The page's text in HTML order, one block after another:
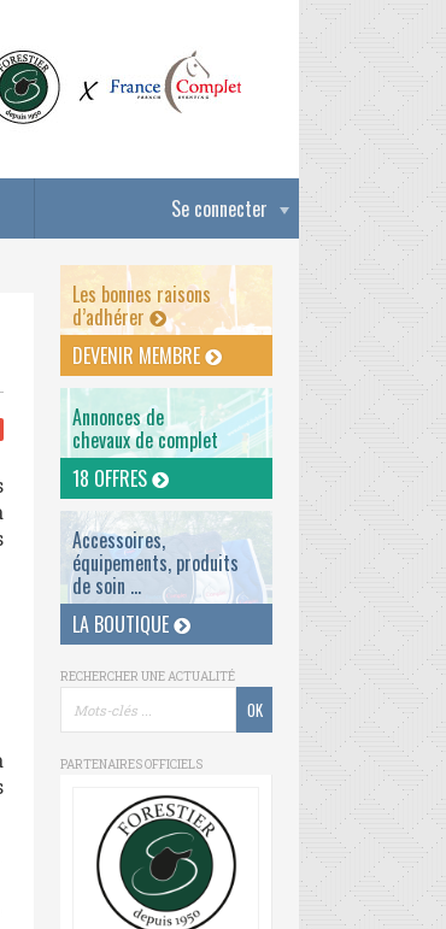
Se connecter
Les bonnes raisons
d’adhérer
DEVENIR MEMBRE
Annonces de
chevaux de complet
18 OFFRES
Accessoires,
équipements, produits
de soin ...
LA BOUTIQUE
RECHERCHER UNE ACTUALITÉ
PARTENAIRES OFFICIELS